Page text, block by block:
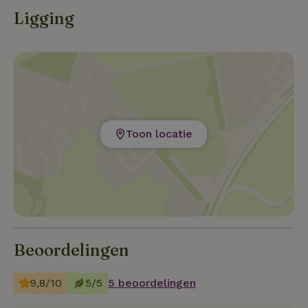
Ligging
Toon locatie
Beoordelingen
9,8/10 5/5 5 beoordelingen